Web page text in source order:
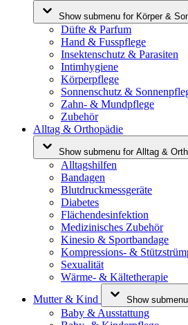
Show submenu for Körper &
Düfte & Parfum
Hand & Fusspflege
Insektenschutz & Parasiten
Intimhygiene
Körperpflege
Sonnenschutz &
Zahn- & Mundpflege
Zubehör
Alltag & Orthopädie
Show submenu for Alltag &
Alltagshilfen
Bandagen
Blutdruckmessgeräte
Diabetes
Flächendesinfektion
Medizinisches Zubehör
Kinesio & Sportbandage
Kompressions- &
Sexualität
Wärme- & Kältetherapie
Mutter & Kind
Show
Baby & Ausstattung